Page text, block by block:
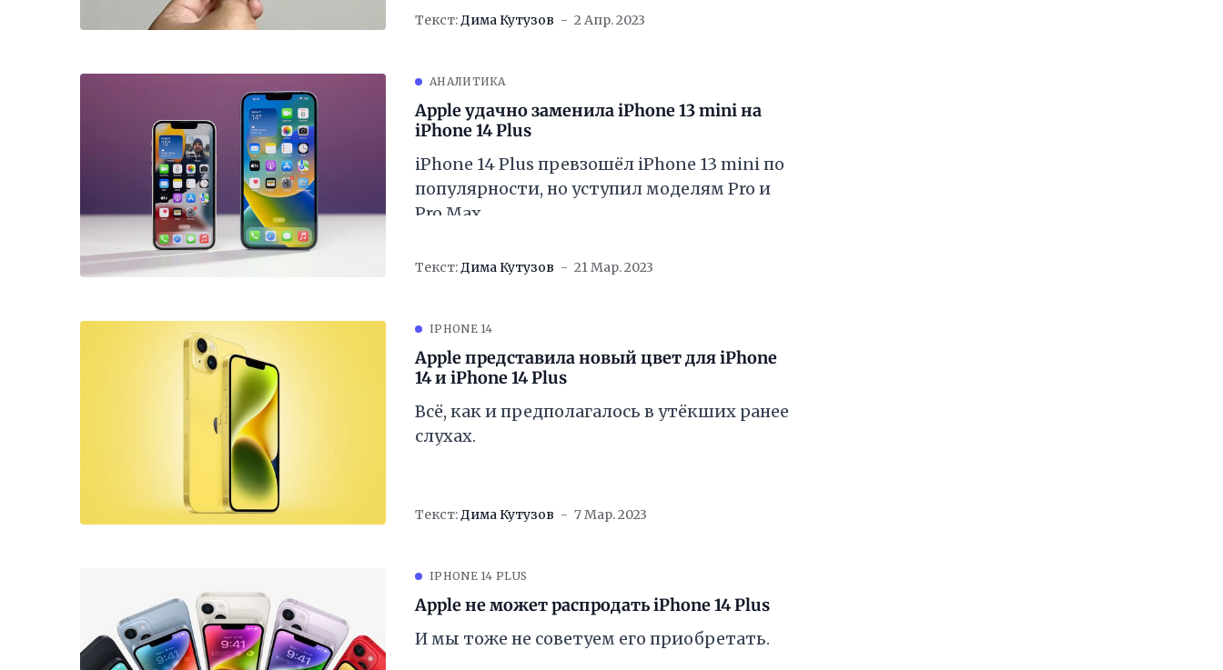
Текст:Дима Кутузов 2 Апр. 2023
АНАЛИТИКА
Apple удачно заменила iPhone 13 mini на
iPhone 14 Plus
iPhone 14 Plus превзошёл iPhone 13 mini по
популярности, но уступил моделям Pro и
Pro Max.
Текст:Дима Кутузов 21 Мар. 2023
IPHONE 14
Apple представила новый цвет для iPhone
14 и iPhone 14 Plus
Всё, как и предполагалось в утёкших ранее
слухах.
Текст:Дима Кутузов 7 Мар. 2023
IPHONE 14 PLUS
Apple не может распродать iPhone 14 Plus
И мы тоже не советуем его приобретать.